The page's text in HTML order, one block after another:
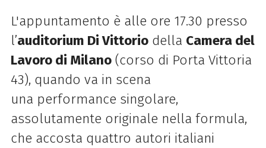
L'appuntamento è alle ore 17.30 presso
l’auditorium Di Vittoriodella Camera del
Lavoro di Milano(corso di Porta Vittoria
43), quando va in scena
una performance singolare,
assolutamente originale nella formula,
che accosta quattro autori italiani